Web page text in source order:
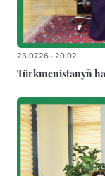
23.07.26 - 20:02
Türkmenistanyň